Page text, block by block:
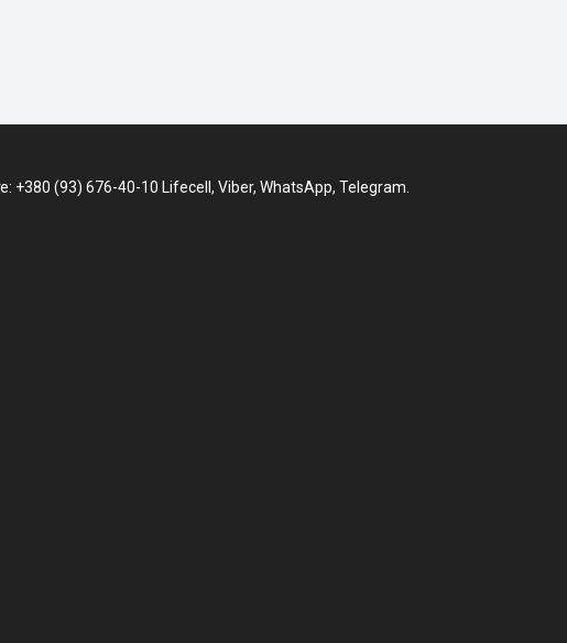
+380 (93) 676-40-10 Lifecell, Viber, WhatsApp, Telegram.